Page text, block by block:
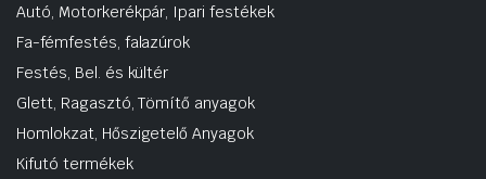
Autó, Motorkerékpár, Ipari festékek
Fa-fémfestés, falazúrok
Festés, Bel. és kültér
Glett, Ragasztó, Tömítő anyagok
Homlokzat, Hőszigetelő Anyagok
Kifutó termékek